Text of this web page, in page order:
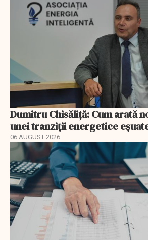
Dumitru Chisăliță: Cum arată
unei tranziții energetice
06 AUGUST 2026